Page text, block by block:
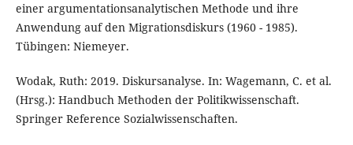
einer argumentationsanalytischen Methode und ihre
Anwendung auf den Migrationsdiskurs (1960 - 1985).
Tübingen: Niemeyer.
Wodak, Ruth: 2019. Diskursanalyse. In: Wagemann, C. et al.
(Hrsg.): Handbuch Methoden der Politikwissenschaft.
Springer Reference Sozialwissenschaften.